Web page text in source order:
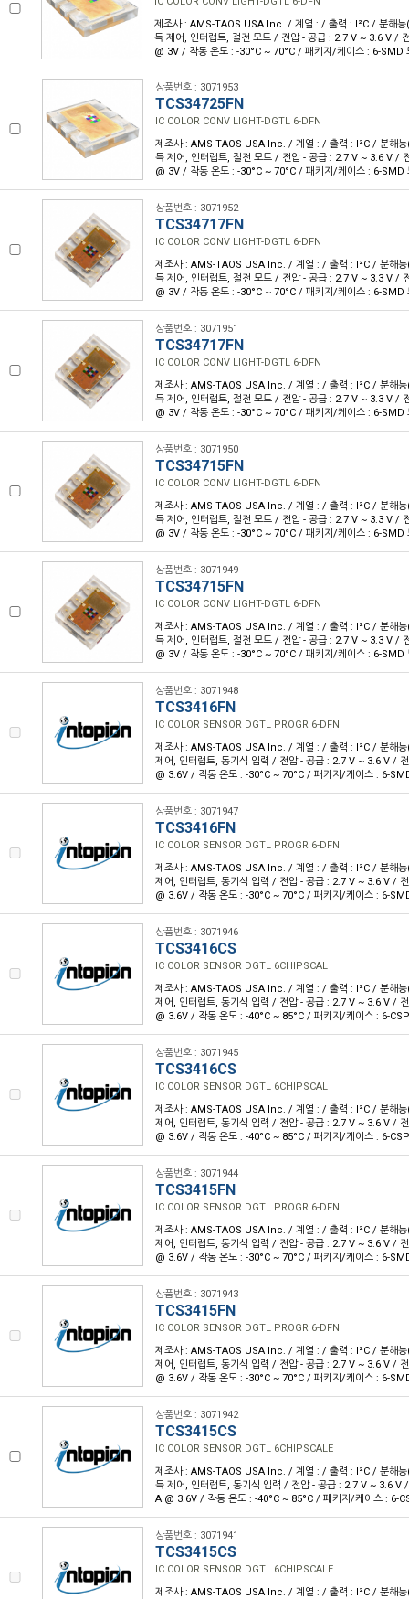
제조사 : AMS-TAOS USA Inc. / 계열 : / 출력 : I²C / 분해
득 제어, 인터럽트, 절전 모드 / 전압 - 공급 : 2.7 V ~ 3.6 V /
@ 3V / 작동 온도 : -30°C ~ 70°C / 패키지/케이스 : 6-SMD
상품번호 : 3071953
TCS34725FN
IC COLOR CONV LIGHT-DGTL 6-DFN
제조사 : AMS-TAOS USA Inc. / 계열 : / 출력 : I²C / 분해
득 제어, 인터럽트, 절전 모드 / 전압 - 공급 : 2.7 V ~ 3.6 V /
@ 3V / 작동 온도 : -30°C ~ 70°C / 패키지/케이스 : 6-SMD
상품번호 : 3071952
TCS34717FN
IC COLOR CONV LIGHT-DGTL 6-DFN
제조사 : AMS-TAOS USA Inc. / 계열 : / 출력 : I²C / 분해
득 제어, 인터럽트, 절전 모드 / 전압 - 공급 : 2.7 V ~ 3.3 V /
@ 3V / 작동 온도 : -30°C ~ 70°C / 패키지/케이스 : 6-SMD
상품번호 : 3071951
TCS34717FN
IC COLOR CONV LIGHT-DGTL 6-DFN
제조사 : AMS-TAOS USA Inc. / 계열 : / 출력 : I²C / 분해
득 제어, 인터럽트, 절전 모드 / 전압 - 공급 : 2.7 V ~ 3.3 V /
@ 3V / 작동 온도 : -30°C ~ 70°C / 패키지/케이스 : 6-SMD
상품번호 : 3071950
TCS34715FN
IC COLOR CONV LIGHT-DGTL 6-DFN
제조사 : AMS-TAOS USA Inc. / 계열 : / 출력 : I²C / 분해
득 제어, 인터럽트, 절전 모드 / 전압 - 공급 : 2.7 V ~ 3.3 V /
@ 3V / 작동 온도 : -30°C ~ 70°C / 패키지/케이스 : 6-SMD
상품번호 : 3071949
TCS34715FN
IC COLOR CONV LIGHT-DGTL 6-DFN
제조사 : AMS-TAOS USA Inc. / 계열 : / 출력 : I²C / 분해
득 제어, 인터럽트, 절전 모드 / 전압 - 공급 : 2.7 V ~ 3.3 V /
@ 3V / 작동 온도 : -30°C ~ 70°C / 패키지/케이스 : 6-SMD
상품번호 : 3071948
TCS3416FN
IC COLOR SENSOR DGTL PROGR 6-DFN
제조사 : AMS-TAOS USA Inc. / 계열 : / 출력 : I²C / 분해
제어, 인터럽트, 동기식 입력 / 전압 - 공급 : 2.7 V ~ 3.6 V /
@ 3.6V / 작동 온도 : -30°C ~ 70°C / 패키지/케이스 : 6-
상품번호 : 3071947
TCS3416FN
IC COLOR SENSOR DGTL PROGR 6-DFN
제조사 : AMS-TAOS USA Inc. / 계열 : / 출력 : I²C / 분해
제어, 인터럽트, 동기식 입력 / 전압 - 공급 : 2.7 V ~ 3.6 V /
@ 3.6V / 작동 온도 : -30°C ~ 70°C / 패키지/케이스 : 6-
상품번호 : 3071946
TCS3416CS
IC COLOR SENSOR DGTL 6CHIPSCAL
제조사 : AMS-TAOS USA Inc. / 계열 : / 출력 : I²C / 분해
제어, 인터럽트, 동기식 입력 / 전압 - 공급 : 2.7 V ~ 3.6 V /
@ 3.6V / 작동 온도 : -40°C ~ 85°C / 패키지/케이스 : 6-CSP
상품번호 : 3071945
TCS3416CS
IC COLOR SENSOR DGTL 6CHIPSCAL
제조사 : AMS-TAOS USA Inc. / 계열 : / 출력 : I²C / 분해
제어, 인터럽트, 동기식 입력 / 전압 - 공급 : 2.7 V ~ 3.6 V /
@ 3.6V / 작동 온도 : -40°C ~ 85°C / 패키지/케이스 : 6-CSP
상품번호 : 3071944
TCS3415FN
IC COLOR SENSOR DGTL PROGR 6-DFN
제조사 : AMS-TAOS USA Inc. / 계열 : / 출력 : I²C / 분해
제어, 인터럽트, 동기식 입력 / 전압 - 공급 : 2.7 V ~ 3.6 V /
@ 3.6V / 작동 온도 : -30°C ~ 70°C / 패키지/케이스 : 6-
상품번호 : 3071943
TCS3415FN
IC COLOR SENSOR DGTL PROGR 6-DFN
제조사 : AMS-TAOS USA Inc. / 계열 : / 출력 : I²C / 분해
제어, 인터럽트, 동기식 입력 / 전압 - 공급 : 2.7 V ~ 3.6 V /
@ 3.6V / 작동 온도 : -30°C ~ 70°C / 패키지/케이스 : 6-
상품번호 : 3071942
TCS3415CS
IC COLOR SENSOR DGTL 6CHIPSCALE
제조사 : AMS-TAOS USA Inc. / 계열 : / 출력 : I²C / 분해
득 제어, 인터럽트, 동기식 입력 / 전압 - 공급 : 2.7 V ~ 3.6 V
A @ 3.6V / 작동 온도 : -40°C ~ 85°C / 패키지/케이스 : 6-
상품번호 : 3071941
TCS3415CS
IC COLOR SENSOR DGTL 6CHIPSCALE
제조사 : AMS-TAOS USA Inc. / 계열 : / 출력 : I²C / 분해